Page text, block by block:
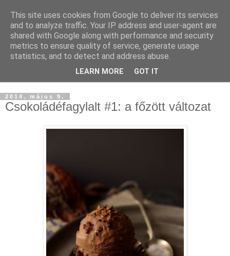
2014. május 9.
Csokoládéfagylalt #1: a főzött változat
This site uses cookies from Google to deliver its services
and to analyze traffic. Your IP address and user-agent are
shared with Google along with performance and security
metrics to ensure quality of service, generate usage
statistics, and to detect and address abuse.
LEARN MORE GOT IT